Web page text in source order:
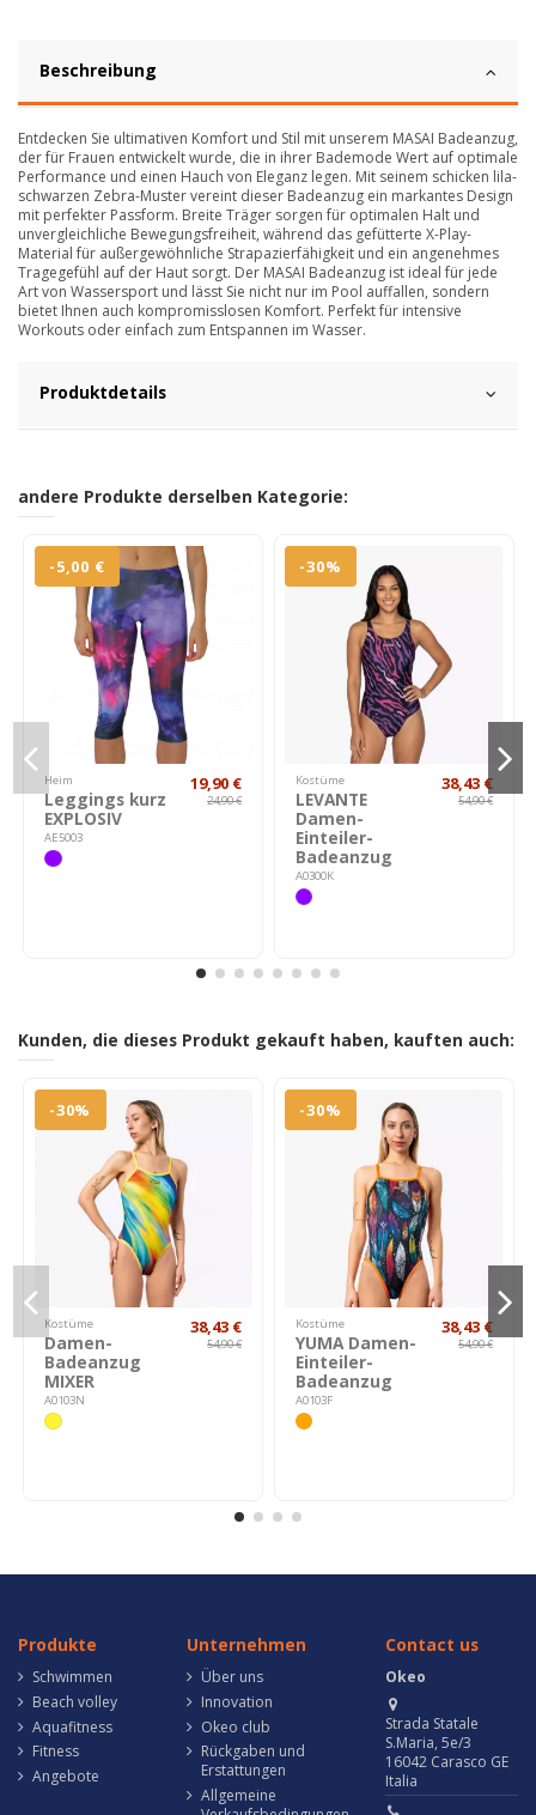
Beschreibung
Entdecken Sie ultimativen Komfort und Stil mit unserem MASAI Badeanzug,
der für Frauen entwickelt wurde, die in ihrer Bademode Wert auf optimale
Performance und einen Hauch von Eleganz legen. Mit seinem schicken lila-
schwarzen Zebra-Muster vereint dieser Badeanzug ein markantes Design
mit perfekter Passform. Breite Träger sorgen für optimalen Halt und
unvergleichliche Bewegungsfreiheit, während das gefütterte X-Play-
Material für außergewöhnliche Strapazierfähigkeit und ein angenehmes
Tragegefühl auf der Haut sorgt. Der MASAI Badeanzug ist ideal für jede
Art von Wassersport und lässt Sie nicht nur im Pool auffallen, sondern
bietet Ihnen auch kompromisslosen Komfort. Perfekt für intensive
Workouts oder einfach zum Entspannen im Wasser.
Produktdetails
andere Produkte derselben Kategorie:
-5,00 €
Heim
Leggings kurz
EXPLOSIV
AE5003
19,90 €
24,90 €
-30%
Kostüme
LEVANTE
Damen-
Einteiler-
Badeanzug
A0300K
38,43 €
54,90 €
Kunden, die dieses Produkt gekauft haben, kauften auch:
-30%
Kostüme
Damen-
Badeanzug
MIXER
A0103N
38,43 €
54,90 €
-30%
Kostüme
YUMA Damen-
Einteiler-
Badeanzug
A0103F
38,43 €
54,90 €
Produkte
Schwimmen
Beach volley
Aquafitness
Fitness
Angebote
Unternehmen
Über uns
Innovation
Okeo club
Rückgaben und
Erstattungen
Allgemeine
Contact us
Okeo
Strada Statale
S.Maria, 5e/3
16042 Carasco GE
Italia